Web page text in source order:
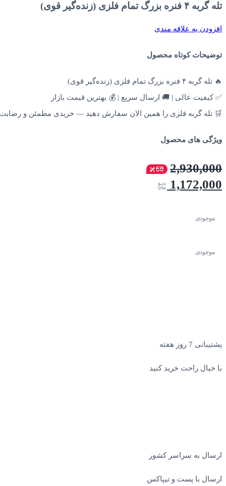
تله گربه ۴ فنره بزرگ تمام فلزی (زنده‌گیر قوی)
افزودن به علاقه مندی
توضیحات کوتاه محصول
🔥 تله گربه ۴ فنره بزرگ تمام فلزی (زنده‌گیر قوی)
✅ کیفیت عالی | 🚚 ارسال سریع | 💰 بهترین قیمت بازار
🛒 تله گربه فلزی را همین الان سفارش دهید — خریدی مطمئن و
ویژگی های محصول
2,930,000
60
1,172,000
پشتیبانی 7 روز هفته
با خیال راحت خرید کنید
ارسال به سراسر کشور
ارسال با پست و تیپاکس